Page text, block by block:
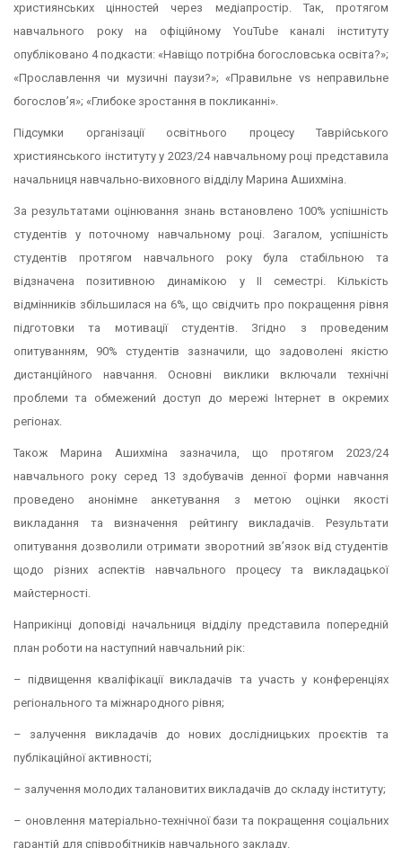
християнських цінностей через медіапростір. Так, протягом
навчального року на офіційному YouTube каналі інституту
опубліковано 4 подкасти: «Навіщо потрібна богословська освіта?»;
«Прославлення чи музичні паузи?»; «Правильне vs неправильне
богословʼя»; «Глибоке зростання в покликанні».
Підсумки організації освітнього процесу Таврійського
християнського інституту у 2023/24 навчальному році представила
начальниця навчально-виховного відділу Марина Ашихміна.
За результатами оцінювання знань встановлено 100% успішність
студентів у поточному навчальному році. Загалом, успішність
студентів протягом навчального року була стабільною та
відзначена позитивною динамікою у ІІ семестрі. Кількість
відмінників збільшилася на 6%, що свідчить про покращення рівня
підготовки та мотивації студентів. Згідно з проведеним
опитуванням, 90% студентів зазначили, що задоволені якістю
дистанційного навчання. Основні виклики включали технічні
проблеми та обмежений доступ до мережі Інтернет в окремих
регіонах.
Також Марина Ашихміна зазначила, що протягом 2023/24
навчального року серед 13 здобувачів денної форми навчання
проведено анонімне анкетування з метою оцінки якості
викладання та визначення рейтингу викладачів. Результати
опитування дозволили отримати зворотний зв’язок від студентів
щодо різних аспектів навчального процесу та викладацької
майстерності.
Наприкінці доповіді начальниця відділу представила попередній
план роботи на наступний навчальний рік:
– підвищення кваліфікації викладачів та участь у конференціях
регіонального та міжнародного рівня;
– залучення викладачів до нових дослідницьких проєктів та
публікаційної активності;
– залучення молодих талановитих викладачів до складу інституту;
– оновлення матеріально-технічної бази та покращення соціальних
гарантій для співробітників навчального закладу.